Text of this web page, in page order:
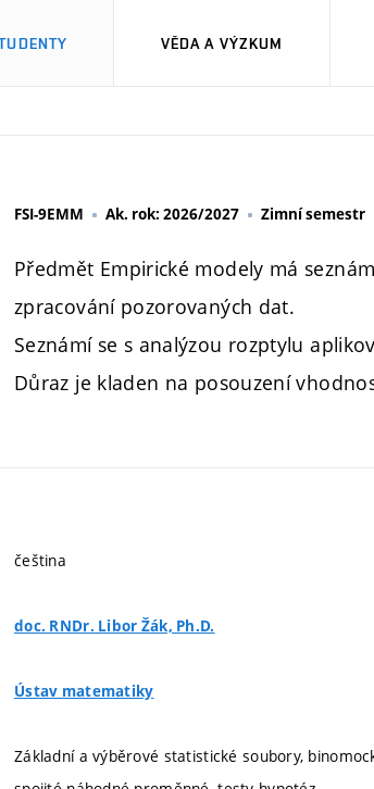
VĚDA A VÝZKUM
FSI-9EMM Ak. rok: 2026/2027 Zimní semestr
Předmět Empirické modely má
zpracování pozorovaných dat.
Seznámí se s analýzou rozptylu
Důraz je kladen na posouzení
čeština
doc. RNDr. Libor Žák, Ph.D.
Ústav matematiky
Základní a výběrové statistické soubory,